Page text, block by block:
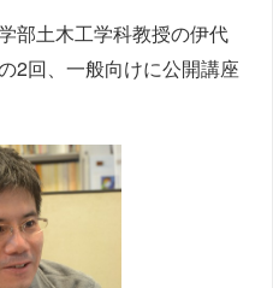
部土木工学科教授の伊代
2回、一般向けに公開講座